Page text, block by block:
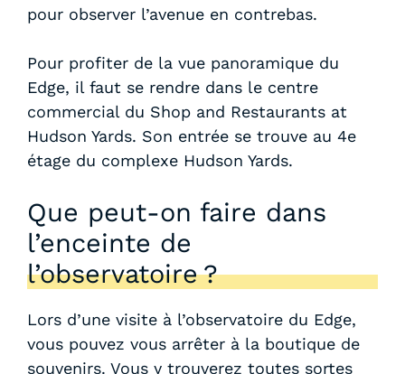
pour observer l’avenue en contrebas.
Pour profiter de la vue panoramique du
Edge, il faut se rendre dans le centre
commercial du Shop and Restaurants at
Hudson Yards. Son entrée se trouve au 4e
étage du complexe Hudson Yards.
Que peut-on faire dans
l’enceinte de
l’observatoire ?
Lors d’une visite à l’observatoire du Edge,
vous pouvez vous arrêter à la boutique de
souvenirs. Vous y trouverez toutes sortes